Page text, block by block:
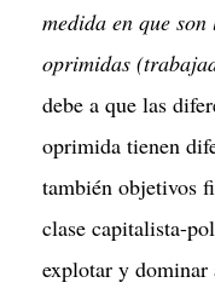
medida en que
oprimidas
debe a que las
oprimida tienen
también objetivos
clase capitalista-
explotar y dominar